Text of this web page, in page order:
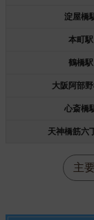
淀屋橋
本町駅
鶴橋駅
大阪阿部
心斎橋
天神橋筋六
主